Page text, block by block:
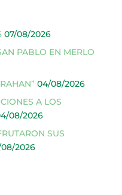
07/08/2026
PABLO EN MERLO
04/08/2026
A LOS
08/2026
SUS
2026